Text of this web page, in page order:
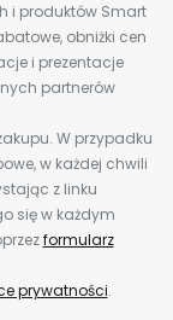
i produktów Smart
obniżki cen
i prezentacje
partnerów
W przypadku
w każdej chwili
z linku
się w każdym
formularz
prywatności.